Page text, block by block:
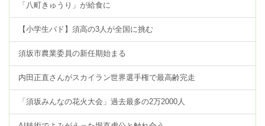
「八町きゅうり」が給食に
【小学生バド】須高の3人が全国に挑む
須坂市農業委員の新任期始まる
内田正直さんがスカイラン世界選手権で最高齢完走
「須坂みんなの花火大会」過去最多の2万2000人